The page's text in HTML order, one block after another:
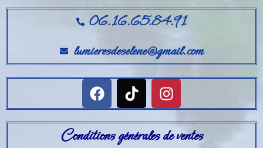
06.16.65.84.91
lumieresdeselene@gmail.com
Conditions générales de ventes